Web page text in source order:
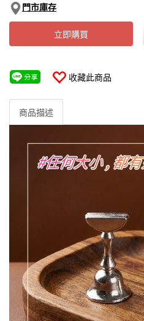
門市庫存
立即購買
收藏此商品
商品描述